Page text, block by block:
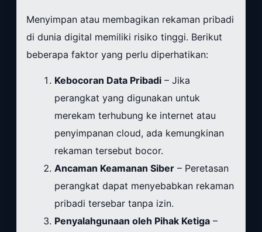
Menyimpan atau membagikan rekaman pribadi
di dunia digital memiliki risiko tinggi. Berikut
beberapa faktor yang perlu diperhatikan:
Kebocoran Data Pribadi – Jika
perangkat yang digunakan untuk
merekam terhubung ke internet atau
penyimpanan cloud, ada kemungkinan
rekaman tersebut bocor.
Ancaman Keamanan Siber – Peretasan
perangkat dapat menyebabkan rekaman
pribadi tersebar tanpa izin.
Penyalahgunaan oleh Pihak Ketiga –